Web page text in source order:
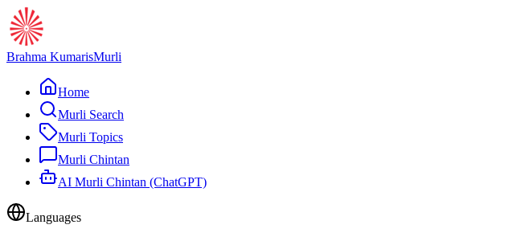
Brahma KumarisMurli
Home
Murli Search
Murli Topics
Murli Chintan
AI Murli Chintan (ChatGPT)
Languages